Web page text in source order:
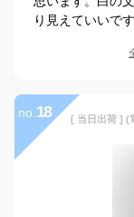
り見えていいです
no. 18